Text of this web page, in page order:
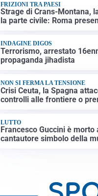
FRIZIONI TRA PAESI
Strage di Crans-Montana,
la parte civile: Roma
INDAGINE DIGOS
Terrorismo, arrestato
propaganda jihadista
NON SI FERMA LA TENSIONE
Crisi Ceuta, la Spagna
controlli alle frontiere o
LUTTO
Francesco Guccini è
cantautore simbolo della